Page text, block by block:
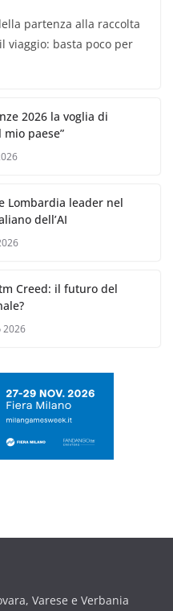
partenza alla raccolta
viaggio: basta poco per
2026 la voglia di
mio paese”
Lombardia leader nel
dell’AI
Creed: il futuro del
2026
Varese e Verbania